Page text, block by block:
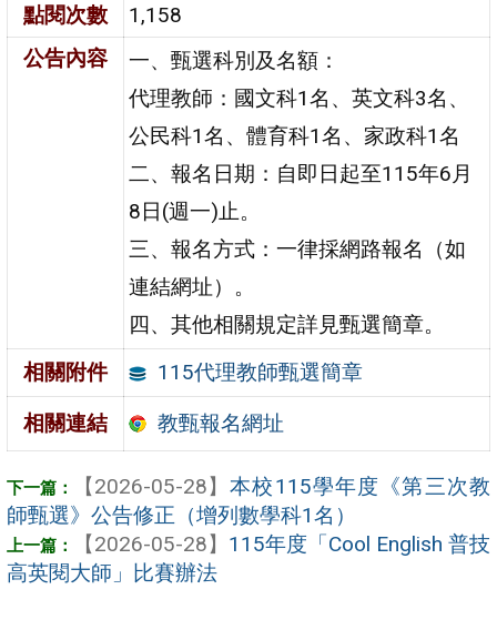
點閱次數
1,158
公告內容
一、甄選科別及名額：
代理教師：國文科1名、英文科3名、
公民科1名、體育科1名、家政科1名
二、報名日期：自即日起至115年6月
8日(週一)止。
三、報名方式：一律採網路報名（如
連結網址）。
四、其他相關規定詳見甄選簡章。
相關附件
115代理教師甄選簡章
相關連結 教甄報名網址
【2026-05-28】 本校115學年度《第三次教
師甄選》公告修正（增列數學科1名）
【2026-05-28】 115年度「Cool English 普技
高英閱大師」比賽辦法